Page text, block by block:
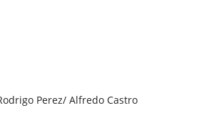
Perez/ Alfredo Castro